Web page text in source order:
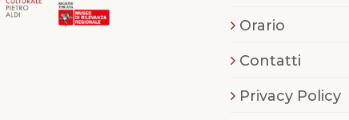
Orario
Contatti
Privacy Policy